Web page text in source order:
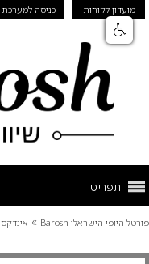
מועדון לקוחות כניסה למערכת
תפריט
פורטל היופי הישראלי Barosh » אינדקס